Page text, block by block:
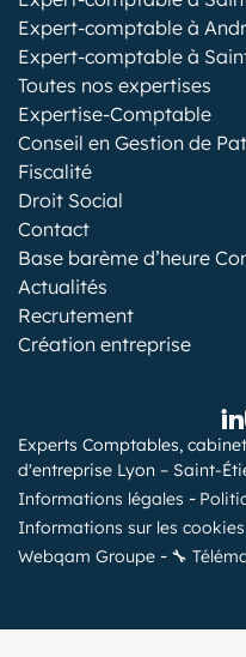
Expert-comptable à
Expert-comptable à
Toutes nos expertises
Expertise-Comptable
Conseil en Gestion de
Fiscalité
Droit Social
Contact
Base barème d’heure
Actualités
Recrutement
Création entreprise
Experts Comptables,
d'entreprise Lyon – Saint-
Informations légales
Informations sur les cookies
Webqam Groupe
🔧